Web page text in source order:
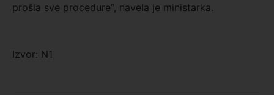
prošla sve procedure“, navela je ministarka.
Izvor: N1